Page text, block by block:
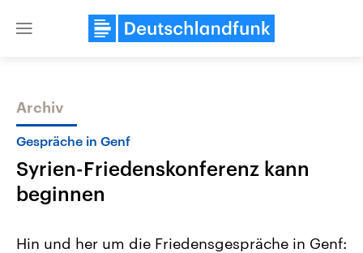
Close
Themen
Archiv
Gespräche in Genf
Syrien-Friedenskonferenz kann
beginnen
Hin und her um die Friedensgespräche in Genf: